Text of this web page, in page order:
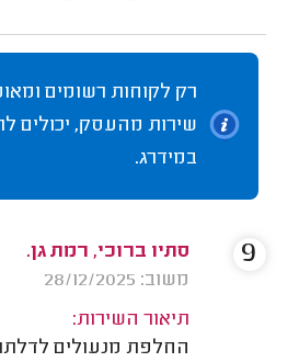
רק לקוחות רשומים
שירות מהעסק, יכולים
במידרג.
סתיו ברוכי, רמת גן.
משוב: 28/12/2025
תיאור השירות:
החלפת מנעולים
9